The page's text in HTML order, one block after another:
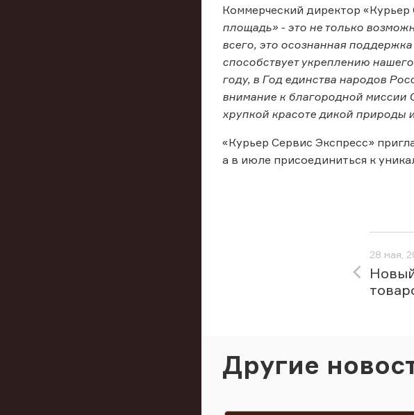
Коммерческий директор
площадь» - это не только
всего, это осознанная
способствует укреплению
году, в Год единства народов
внимание к благородной миссии
хрупкой красоте дикой природы
«Курьер Сервис Экспресс»
а в июле присоединиться к
28 мая,
Другие